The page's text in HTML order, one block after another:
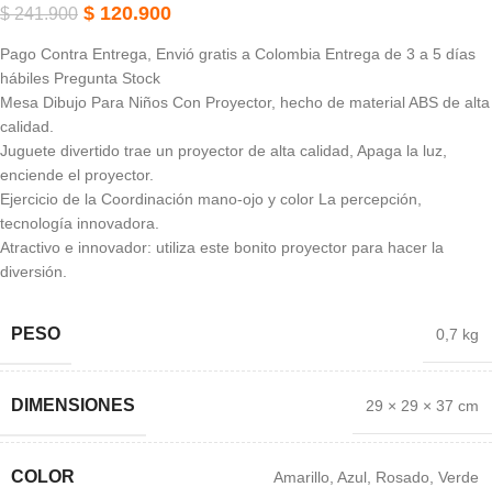
$241.900 $ 120.900
Pago Contra Entrega, Envió gratis a Colombia Entrega de 3 a 5 días
hábiles Pregunta Stock
Mesa Dibujo Para Niños Con Proyector, hecho de material ABS de alta
calidad.
Juguete divertido trae un proyector de alta calidad, Apaga la luz,
enciende el proyector.
Ejercicio de la Coordinación mano-ojo y color La percepción,
tecnología innovadora.
Atractivo e innovador: utiliza este bonito proyector para hacer la
diversión.
PESO 0,7 kg
DIMENSIONES 29 × 29 × 37 cm
COLOR Amarillo Azul Rosado Verde